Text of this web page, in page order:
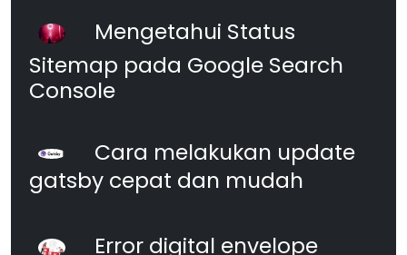
Mengetahui Status
Sitemap pada Google Search
Console
Cara melakukan update
gatsby cepat dan mudah
Error digital envelope